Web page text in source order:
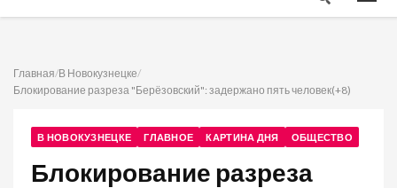
Главная/В Новокузнецке/
Блокирование разреза "Берёзовский": задержано пять человек(+8)
В НОВОКУЗНЕЦКЕ ГЛАВНОЕ КАРТИНА ДНЯ ОБЩЕСТВО
Блокирование разреза